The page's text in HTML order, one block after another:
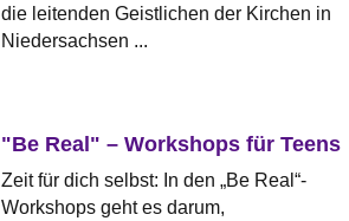
die leitenden Geistlichen der Kirchen in
Niedersachsen ...
"Be Real" – Workshops für Teens
Zeit für dich selbst: In den „Be Real“-
Workshops geht es darum,